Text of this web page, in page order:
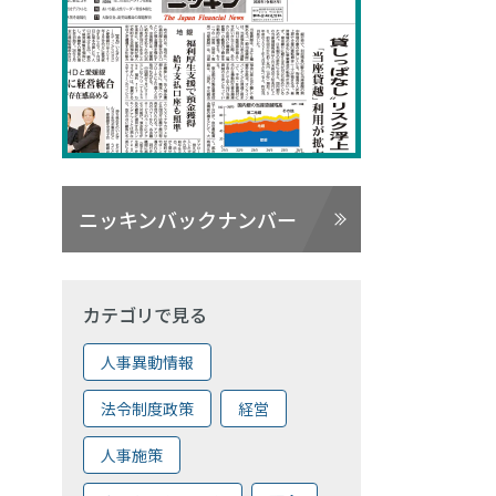
ニッキンバックナンバー
カテゴリで見る
人事異動情報
法令制度政策 経営
人事施策